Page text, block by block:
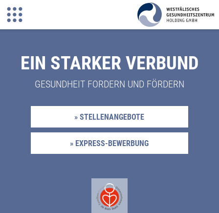
EIN STARKER VERBUND
GESUNDHEIT FORDERN UND FÖRDERN
» STELLENANGEBOTE
» EXPRESS-BEWERBUNG